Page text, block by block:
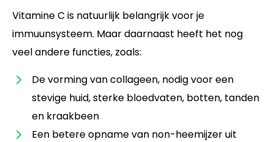
Vitamine C is natuurlijk belangrijk voor je
immuunsysteem. Maar daarnaast heeft het nog
veel andere functies, zoals:
De vorming van collageen, nodig voor een
stevige huid, sterke bloedvaten, botten, tanden
en kraakbeen
Een betere opname van non-heemijzer uit